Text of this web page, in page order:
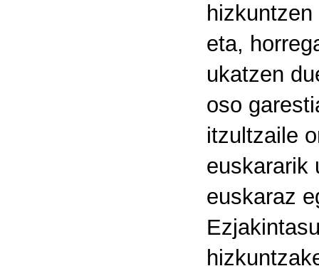
eta,
ukatzen
oso
itzultzaile
euskararik
euskaraz